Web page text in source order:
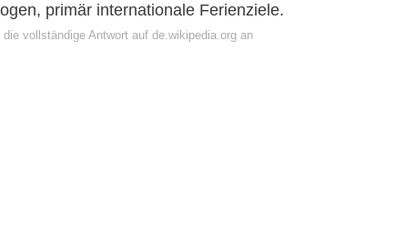
primär internationale Ferienziele.
vollständige Antwort auf de.wikipedia.org an